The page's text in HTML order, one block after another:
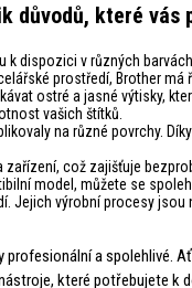
důvodů, které vás
k dispozici v různých
prostředí, Brother má
ostré a jasné výtisky,
vašich štítků.
na různé povrchy.
což zajišťuje
model, můžete se
Jejich výrobní procesy jsou
a spolehlivé.
které potřebujete k